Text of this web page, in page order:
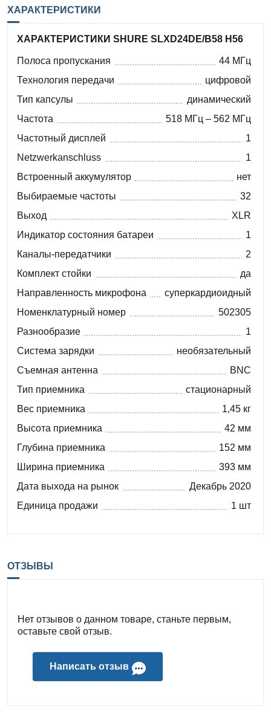
ХАРАКТЕРИСТИКИ
ХАРАКТЕРИСТИКИ SHURE SLXD24DE/B58 H56
Полоса пропускания
44 МГц
Технология передачи
цифровой
Тип капсулы
динамический
Частота
518 МГц – 562 МГц
Частотный дисплей
1
Netzwerkanschluss
1
Встроенный аккумулятор
нет
Выбираемые частоты
32
Выход
XLR
Индикатор состояния батареи
1
Каналы-передатчики
2
Комплект стойки
да
Направленность микрофона
суперкардиоидный
Номенклатурный номер
502305
Разнообразие
1
Система зарядки
необязательный
Съемная антенна
BNC
Тип приемника
стационарный
Вес приемника
1,45 кг
Высота приемника
42 мм
Глубина приемника
152 мм
Ширина приемника
393 мм
Дата выхода на рынок
Декабрь 2020
Единица продажи
1 шт
ОТЗЫВЫ
Нет отзывов о данном товаре, станьте первым,
оставьте свой отзыв.
Написать отзыв